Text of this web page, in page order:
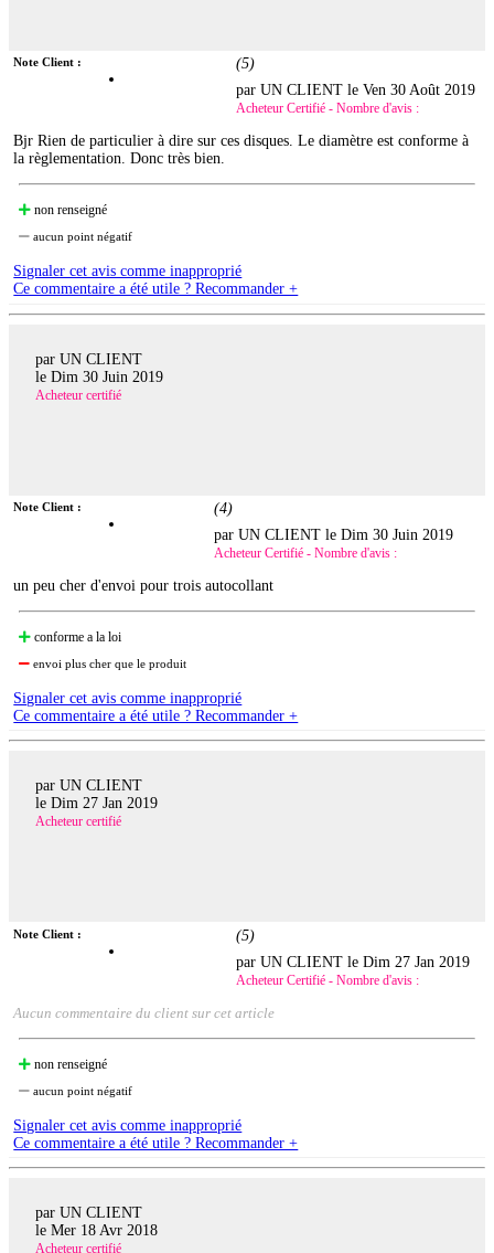
Note Client : (5)
par UN CLIENT leVen 30 Août 2019
Acheteur Certifié - Nombre d'avis :
Bjr Rien de particulier à dire sur ces disques. Le diamètre est conforme à
la règlementation. Donc très bien.
non renseigné
aucun point négatif
Signaler cet avis comme inapproprié
Ce commentaire a été utile ? Recommander +
par UN CLIENT
le Dim 30 Juin 2019
Acheteur certifié
Note Client : (4)
par UN CLIENT leDim 30 Juin 2019
Acheteur Certifié - Nombre d'avis :
un peu cher d'envoi pour trois autocollant
conforme a la loi
envoi plus cher que le produit
Signaler cet avis comme inapproprié
Ce commentaire a été utile ? Recommander +
par UN CLIENT
le Dim 27 Jan 2019
Acheteur certifié
Note Client : (5)
par UN CLIENT leDim 27 Jan 2019
Acheteur Certifié - Nombre d'avis :
Aucun commentaire du client sur cet article
non renseigné
aucun point négatif
Signaler cet avis comme inapproprié
Ce commentaire a été utile ? Recommander +
par UN CLIENT
le Mer 18 Avr 2018
Acheteur certifié